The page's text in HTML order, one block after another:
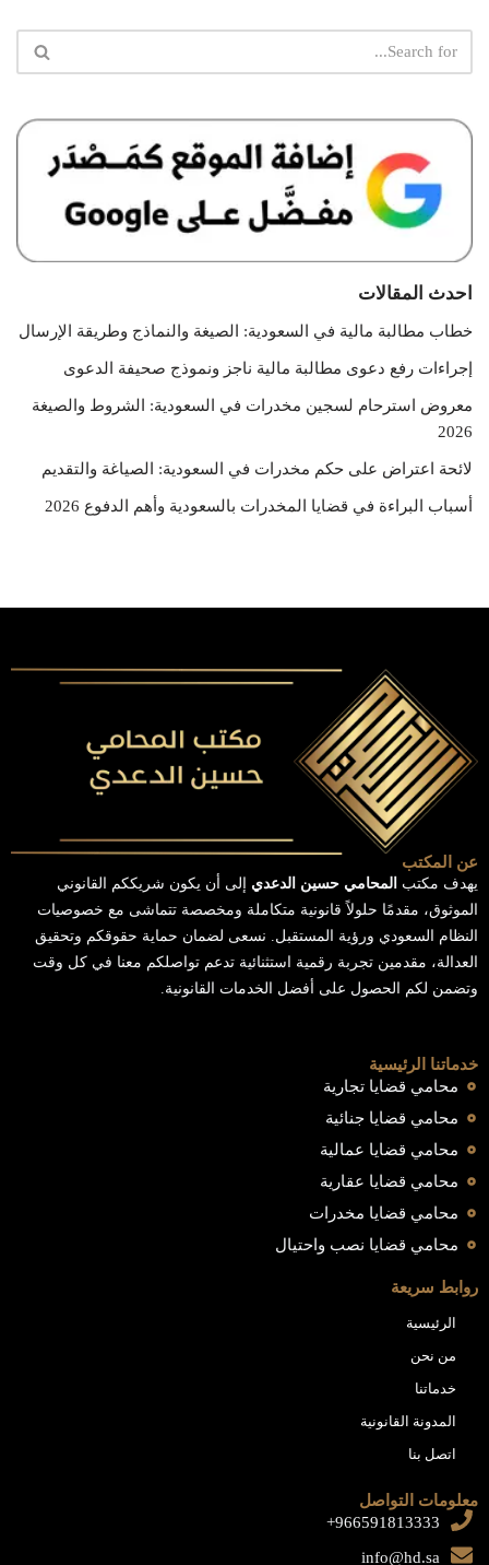
احدث المقالات
خطاب مطالبة مالية في السعودية: الصيغة والنماذج وطريقة الإرسال
إجراءات رفع دعوى مطالبة مالية ناجز ونموذج صحيفة الدعوى
معروض استرحام لسجين مخدرات في السعودية: الشروط والصيغة
2026
لائحة اعتراض على حكم مخدرات في السعودية: الصياغة والتقديم
أسباب البراءة في قضايا المخدرات بالسعودية وأهم الدفوع 2026
عن المكتب
يهدف مكتب المحامي حسين الدعدي إلى أن يكون شريككم القانوني
الموثوق، مقدمًا حلولاً قانونية متكاملة ومخصصة تتماشى مع خصوصيات
النظام السعودي ورؤية المستقبل. نسعى لضمان حماية حقوقكم وتحقيق
العدالة، مقدمين تجربة رقمية استثنائية تدعم تواصلكم معنا في كل وقت
وتضمن لكم الحصول على أفضل الخدمات القانونية.
خدماتنا الرئيسية
محامي قضايا تجارية
محامي قضايا جنائية
محامي قضايا عمالية
محامي قضايا عقارية
محامي قضايا مخدرات
محامي قضايا نصب واحتيال
روابط سريعة
الرئيسية
من نحن
خدماتنا
المدونة القانونية
اتصل بنا
معلومات التواصل
966591813333+
info@hd.sa